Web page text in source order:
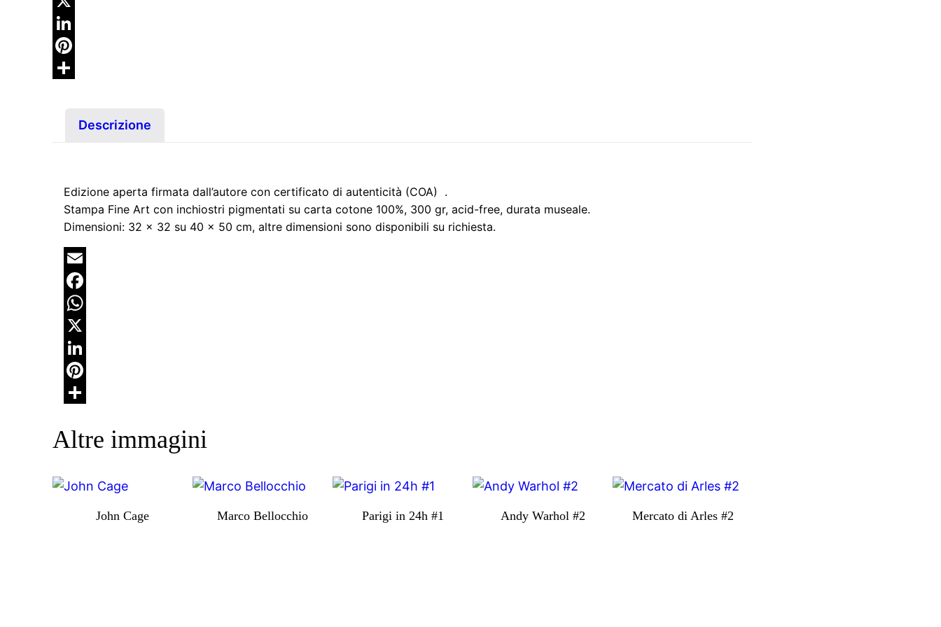
X
LinkedIn
Pinterest
Descrizione
Edizione aperta firmata dall’autore con certificato di autenticità (COA) .
Stampa Fine Art con inchiostri pigmentati su carta cotone 100%, 300 gr, acid-free, durata museale.
Dimensioni: 32 x 32 su 40 x 50 cm, altre dimensioni sono disponibili su richiesta.
Email
Facebook
WhatsApp
X
LinkedIn
Pinterest
Altre immagini
John Cage Marco Bellocchio Parigi in 24h #1 Andy Warhol #2 Mercato di Arles #2